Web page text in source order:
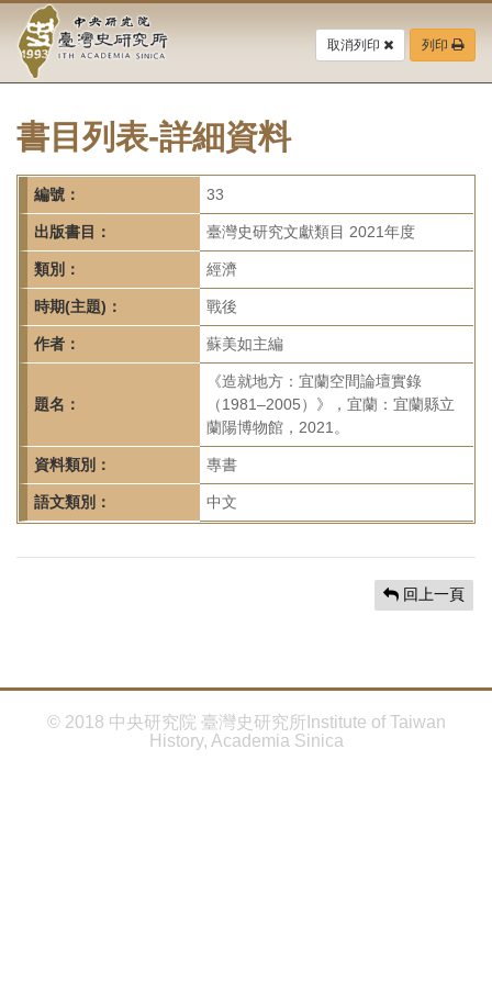
要
中
央
研
究
院-
臺
灣
史
研
究
所-
首
頁
取消列印 列印
書目列表-詳細資料
編號： 33
出版書目： 臺灣史研究文獻類目 2021年度
類別： 經濟
時期(主題)： 戰後
作者： 蘇美如主編
題名：
《造就地方：宜蘭空間論壇實錄
（1981–2005）》，宜蘭：宜蘭縣立
蘭陽博物館，2021。
資料類別： 專書
語文類別： 中文
回上一頁
© 2018 中央研究院 臺灣史研究所Institute of Taiwan
History, Academia Sinica